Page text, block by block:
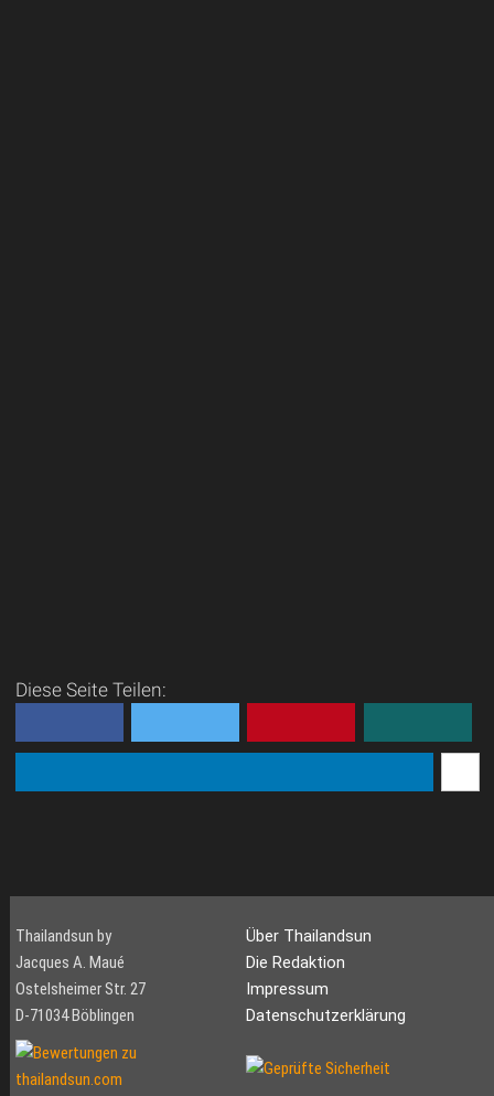
Diese Seite Teilen:
Thailandsun by
Jacques A. Maué
Ostelsheimer Str. 27
D-71034 Böblingen
Über Thailandsun
Die Redaktion
Impressum
Datenschutzerklärung